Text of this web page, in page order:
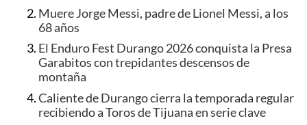
Muere Jorge Messi, padre de Lionel Messi, a los
68 años
El Enduro Fest Durango 2026 conquista la Presa
Garabitos con trepidantes descensos de
montaña
Caliente de Durango cierra la temporada regular
recibiendo a Toros de Tijuana en serie clave